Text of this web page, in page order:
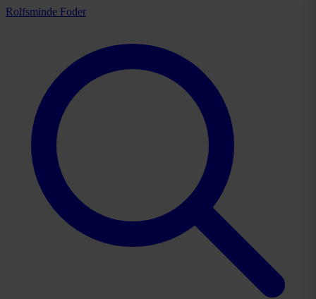
Rolfsminde Foder